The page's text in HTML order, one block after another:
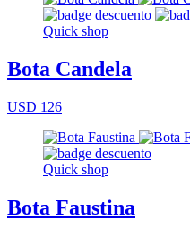
Quick shop
Bota Candela
USD 126
Quick shop
Bota Faustina